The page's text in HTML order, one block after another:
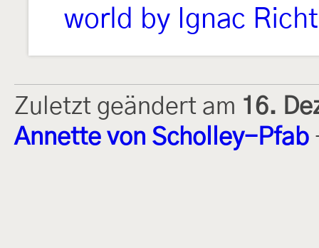
world by Ignac
Zuletzt geändert am 16.
Annette von Scholley-Pfab